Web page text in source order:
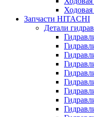
Ходовая
Запчасти HITACHI
Детали